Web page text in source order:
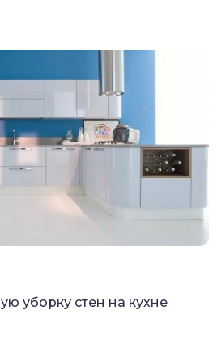
уборку стен на кухне